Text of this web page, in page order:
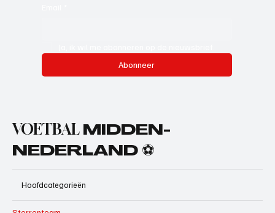
Abonneer
VOETBAL MIDDEN-
NEDERLAND ⚽
Hoofdcategorieën